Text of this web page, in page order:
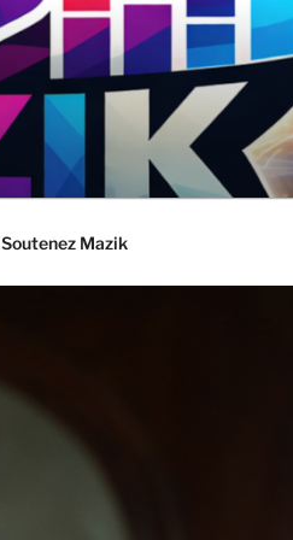
Soutenez Mazik